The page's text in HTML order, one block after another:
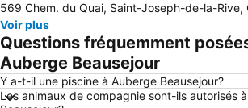
569 Chem. du Quai, Saint-Joseph-de-la-Rive,
Voir plus
Questions fréquemment
Auberge Beausejour
Y a-t-il une piscine à Auberge Beausejour?
Les animaux de compagnie sont-ils autorisés